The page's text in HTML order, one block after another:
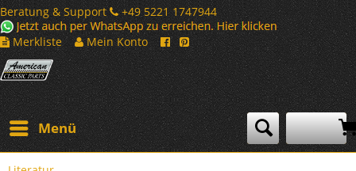
Beratung & Support
+49 5221 1747944
Merkliste
Mein Konto
Menü